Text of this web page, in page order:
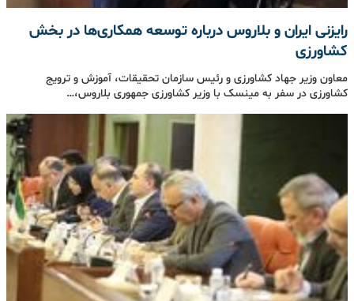
رایزنی ایران و بلاروس درباره توسعه همکاری‌ها در بخش
کشاورزی
معاون وزیر جهاد کشاورزی و رئیس سازمان تحقیقات، آموزش و ترویج
کشاورزی در سفر به مینسک با وزیر کشاورزی جمهوری بلاروس،…